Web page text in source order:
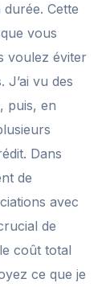
Cette
vous
voulez éviter
J’ai vu des
puis, en
Dans
de
avec
de
coût total
ce que je